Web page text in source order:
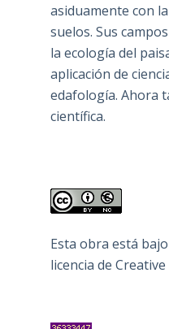
asiduamente con
suelos. Sus
la ecología del
aplicación de
edafología. Ahora
científica.
Esta obra está
licencia de